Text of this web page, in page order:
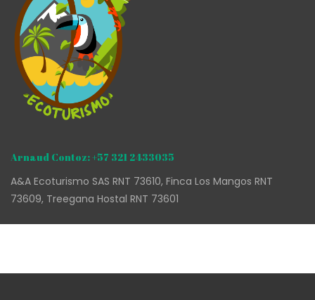
Arnaud Contoz: +57 321 2433035
A&A Ecoturismo SAS RNT 73610, Finca Los Mangos RNT
73609, Treegana Hostal RNT 73601